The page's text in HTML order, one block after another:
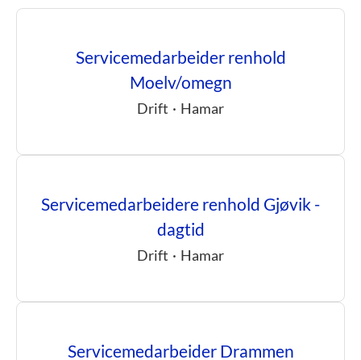
Servicemedarbeider renhold
Moelv/omegn
Drift · Hamar
Servicemedarbeidere renhold Gjøvik -
dagtid
Drift · Hamar
Servicemedarbeider Drammen